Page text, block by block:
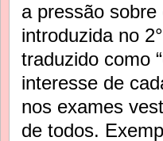
a pressão
introduzida no
traduzido como
interesse de
nos exames
de todos.